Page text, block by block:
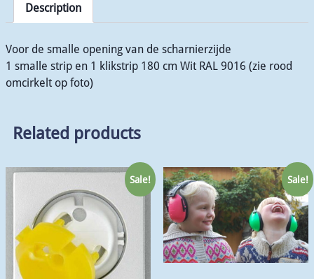
Description
Voor de smalle opening van de scharnierzijde
1 smalle strip en 1 klikstrip 180 cm Wit RAL 9016 (zie rood
omcirkelt op foto)
Related products
Sale! Sale!